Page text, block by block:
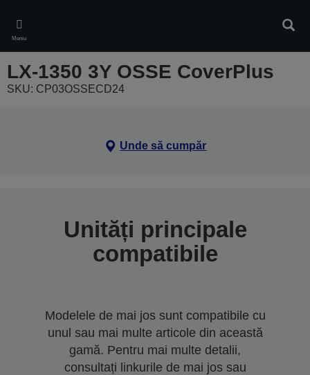
main
content
Meniu
LX-1350 3Y OSSE CoverPlus
SKU: CP03OSSECD24
Unde să cumpăr
Unități principale
compatibile
Modelele de mai jos sunt compatibile cu
unul sau mai multe articole din această
gamă. Pentru mai multe detalii,
consultați linkurile de mai jos sau